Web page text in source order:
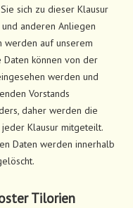
sich zu dieser Klausur
anderen Anliegen
werden auf unserem
Daten können von der
werden und
Vorstands
daher werden die
Klausur mitgeteilt.
Daten werden innerhalb
Tilorien